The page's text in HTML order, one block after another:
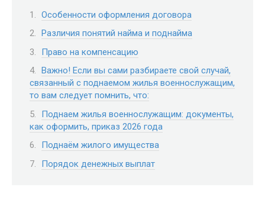
Особенности оформления договора
Различия понятий найма и поднайма
Право на компенсацию
Важно! Если вы сами разбираете свой случай,
связанный с поднаемом жилья военнослужащим,
то вам следует помнить, что:
Поднаем жилья военнослужащим: документы,
как оформить, приказ 2026 года
Поднаём жилого имущества
Порядок денежных выплат